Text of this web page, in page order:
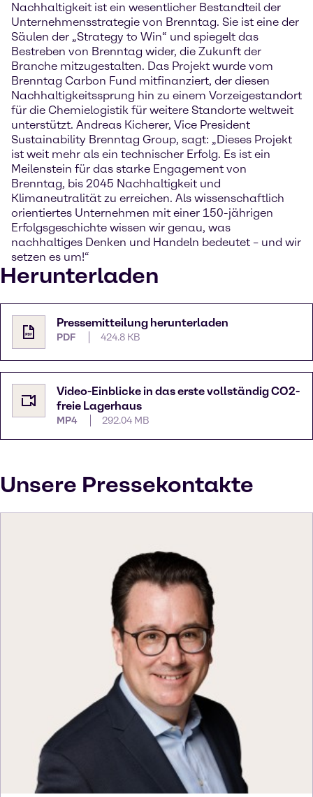
Nachhaltigkeit ist ein wesentlicher Bestandteil der
Unternehmensstrategie von Brenntag. Sie ist eine der
Säulen der „Strategy to Win“ und spiegelt das
Bestreben von Brenntag wider, die Zukunft der
Branche mitzugestalten. Das Projekt wurde vom
Brenntag Carbon Fund mitfinanziert, der diesen
Nachhaltigkeitssprung hin zu einem Vorzeigestandort
für die Chemielogistik für weitere Standorte weltweit
unterstützt. Andreas Kicherer, Vice President
Sustainability Brenntag Group, sagt: „Dieses Projekt
ist weit mehr als ein technischer Erfolg. Es ist ein
Meilenstein für das starke Engagement von
Brenntag, bis 2045 Nachhaltigkeit und
Klimaneutralität zu erreichen. Als wissenschaftlich
orientiertes Unternehmen mit einer 150-jährigen
Erfolgsgeschichte wissen wir genau, was
nachhaltiges Denken und Handeln bedeutet – und wir
setzen es um!“
Herunterladen
Pressemitteilung herunterladen
PDF 424.8 KB
Video-Einblicke in das erste vollständig CO2-
freie Lagerhaus
MP4 292.04 MB
Unsere Pressekontakte